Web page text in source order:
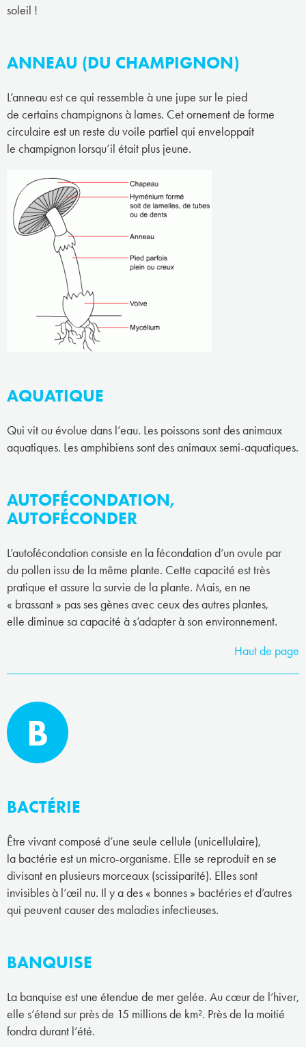
soleil !
ANNEAU (DU CHAMPIGNON)
L’anneau est ce qui ressemble à une jupe sur le pied
de certains champignons à lames. Cet ornement de forme
circulaire est un reste du voile partiel qui enveloppait
le champignon lorsqu’il était plus jeune.
AQUATIQUE
Qui vit ou évolue dans l’eau. Les poissons sont des animaux
aquatiques. Les amphibiens sont des animaux semi-aquatiques.
AUTOFÉCONDATION,
AUTOFÉCONDER
L’autofécondation consiste en la fécondation d’un ovule par
du pollen issu de la même plante. Cette capacité est très
pratique et assure la survie de la plante. Mais, en ne
« brassant » pas ses gènes avec ceux des autres plantes,
elle diminue sa capacité à s’adapter à son environnement.
Haut de page
B
BACTÉRIE
Être vivant composé d’une seule cellule (unicellulaire),
la bactérie est un micro-organisme. Elle se reproduit en se
divisant en plusieurs morceaux (scissiparité). Elles sont
invisibles à l’œil nu. Il y a des « bonnes » bactéries et d’autres
qui peuvent causer des maladies infectieuses.
BANQUISE
La banquise est une étendue de mer gelée. Au cœur de l’hiver,
elle s’étend sur près de 15 millions de km². Près de la moitié
fondra durant l’été.